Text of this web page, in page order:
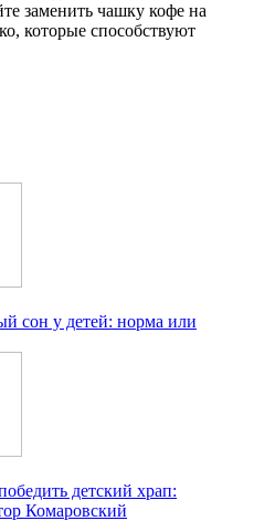
заменить чашку кофе на
которые способствуют
сон у детей: норма или
детский храп:
Комаровский